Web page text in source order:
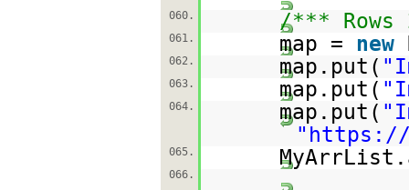
060.
/***
061. map = new
062. map.put(
063. map.put(
064. map.put(
" https://
065.
066.